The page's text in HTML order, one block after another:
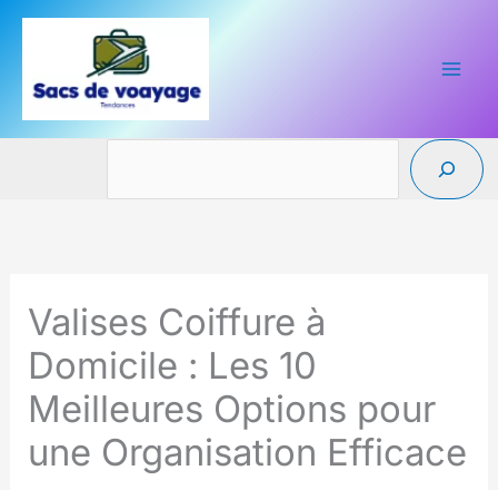
Aller
Valises Coiffure à
Domicile : Les 10
Meilleures Options pour
une Organisation Efficace